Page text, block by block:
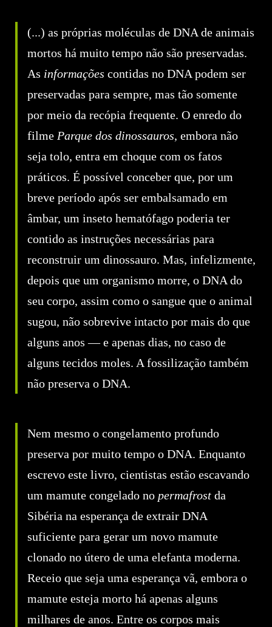
(...) as próprias moléculas de DNA de animais
mortos há muito tempo não são preservadas.
As informações contidas no DNA podem ser
preservadas para sempre, mas tão somente
por meio da recópia frequente. O enredo do
filme Parque dos dinossauros, embora não
seja tolo, entra em choque com os fatos
práticos. É possível conceber que, por um
breve período após ser embalsamado em
âmbar, um inseto hematófago poderia ter
contido as instruções necessárias para
reconstruir um dinossauro. Mas, infelizmente,
depois que um organismo morre, o DNA do
seu corpo, assim como o sangue que o animal
sugou, não sobrevive intacto por mais do que
alguns anos — e apenas dias, no caso de
alguns tecidos moles. A fossilização também
não preserva o DNA.
Nem mesmo o congelamento profundo
preserva por muito tempo o DNA. Enquanto
escrevo este livro, cientistas estão escavando
um mamute congelado no permafrost da
Sibéria na esperança de extrair DNA
suficiente para gerar um novo mamute
clonado no útero de uma elefanta moderna.
Receio que seja uma esperança vã, embora o
mamute esteja morto há apenas alguns
milhares de anos. Entre os corpos mais